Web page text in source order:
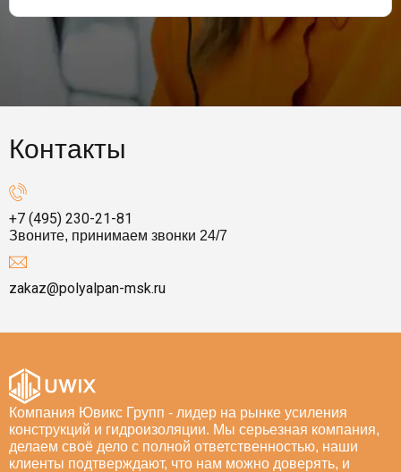
Контакты
+7 (495) 230-21-81
Звоните, принимаем звонки 24/7
zakaz@polyalpan-msk.ru
Компания Ювикс Групп - лидер на рынке усиления
конструкций и гидроизоляции. Мы серьезная компания,
делаем своё дело с полной ответственностью, наши
клиенты подтверждают, что нам можно доверять, и